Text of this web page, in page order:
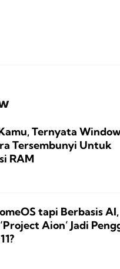
Ternyata
Tersembunyi Untuk
RAM
tapi Berbasis AI,
Aion’ Jadi